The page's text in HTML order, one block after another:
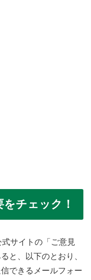
をチェック！
サイトの「ご意見
と、以下のとおり、
できるメールフォー